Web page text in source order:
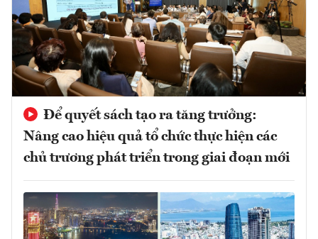
Để quyết sách tạo ra tăng trưởng:
Nâng cao hiệu quả tổ chức thực hiện các
chủ trương phát triển trong giai đoạn mới